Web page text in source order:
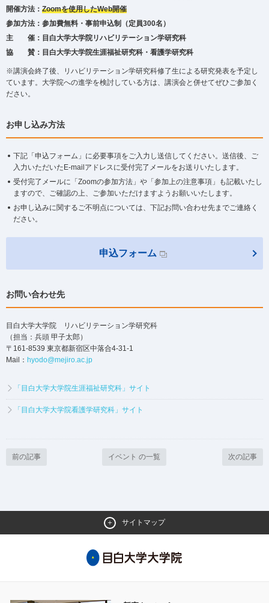
開催方法： Zoomを使用したWeb開催
参加方法：参加費無料・事前申込制（定員300名）
主 催：目白大学大学院リハビリテーション学研究科
協 賛：目白大学大学院生涯福祉研究科・看護学研究科
※講演会終了後、リハビリテーション学研究科修了生による研究発表を予定し
ています。大学院への進学を検討している方は、講演会と併せてぜひご参加く
ださい。
お申し込み方法
下記「申込フォーム」に必要事項をご入力し送信してください。送信後、ご
入力いただいたE-mailアドレスに受付完了メールをお送りいたします。
受付完了メールに「Zoomの参加方法」や「参加上の注意事項」も記載いたし
ますので、ご確認の上、ご参加いただけますようお願いいたします。
お申し込みに関するご不明点については、下記お問い合わせ先までご連絡く
ださい。
申込フォーム
お問い合わせ先
目白大学大学院 リハビリテーション学研究科
（担当：兵頭 甲子太郎）
〒161-8539 東京都新宿区中落合4-31-1
Mail： hyodo@mejiro.ac.jp
「目白大学大学院生涯福祉研究科」サイト
「目白大学大学院看護学研究科」サイト
前の記事 イベント の一覧 次の記事
サイトマップ